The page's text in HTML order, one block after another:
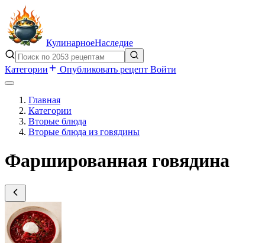
КулинарноеНаследие
Категории Опубликовать рецепт Войти
Главная
Категории
Вторые блюда
Вторые блюда из говядины
Фаршированная говядина